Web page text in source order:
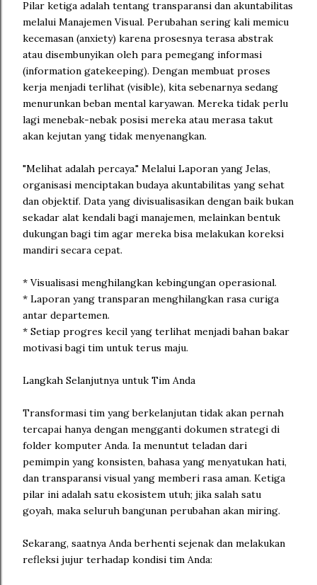
Pilar ketiga adalah tentang transparansi dan akuntabilitas
melalui Manajemen Visual. Perubahan sering kali memicu
kecemasan (anxiety) karena prosesnya terasa abstrak
atau disembunyikan oleh para pemegang informasi
(information gatekeeping). Dengan membuat proses
kerja menjadi terlihat (visible), kita sebenarnya sedang
menurunkan beban mental karyawan. Mereka tidak perlu
lagi menebak-nebak posisi mereka atau merasa takut
akan kejutan yang tidak menyenangkan.
"Melihat adalah percaya." Melalui Laporan yang Jelas,
organisasi menciptakan budaya akuntabilitas yang sehat
dan objektif. Data yang divisualisasikan dengan baik bukan
sekadar alat kendali bagi manajemen, melainkan bentuk
dukungan bagi tim agar mereka bisa melakukan koreksi
mandiri secara cepat.
* Visualisasi menghilangkan kebingungan operasional.
* Laporan yang transparan menghilangkan rasa curiga
antar departemen.
* Setiap progres kecil yang terlihat menjadi bahan bakar
motivasi bagi tim untuk terus maju.
Langkah Selanjutnya untuk Tim Anda
Transformasi tim yang berkelanjutan tidak akan pernah
tercapai hanya dengan mengganti dokumen strategi di
folder komputer Anda. Ia menuntut teladan dari
pemimpin yang konsisten, bahasa yang menyatukan hati,
dan transparansi visual yang memberi rasa aman. Ketiga
pilar ini adalah satu ekosistem utuh; jika salah satu
goyah, maka seluruh bangunan perubahan akan miring.
Sekarang, saatnya Anda berhenti sejenak dan melakukan
refleksi jujur terhadap kondisi tim Anda: